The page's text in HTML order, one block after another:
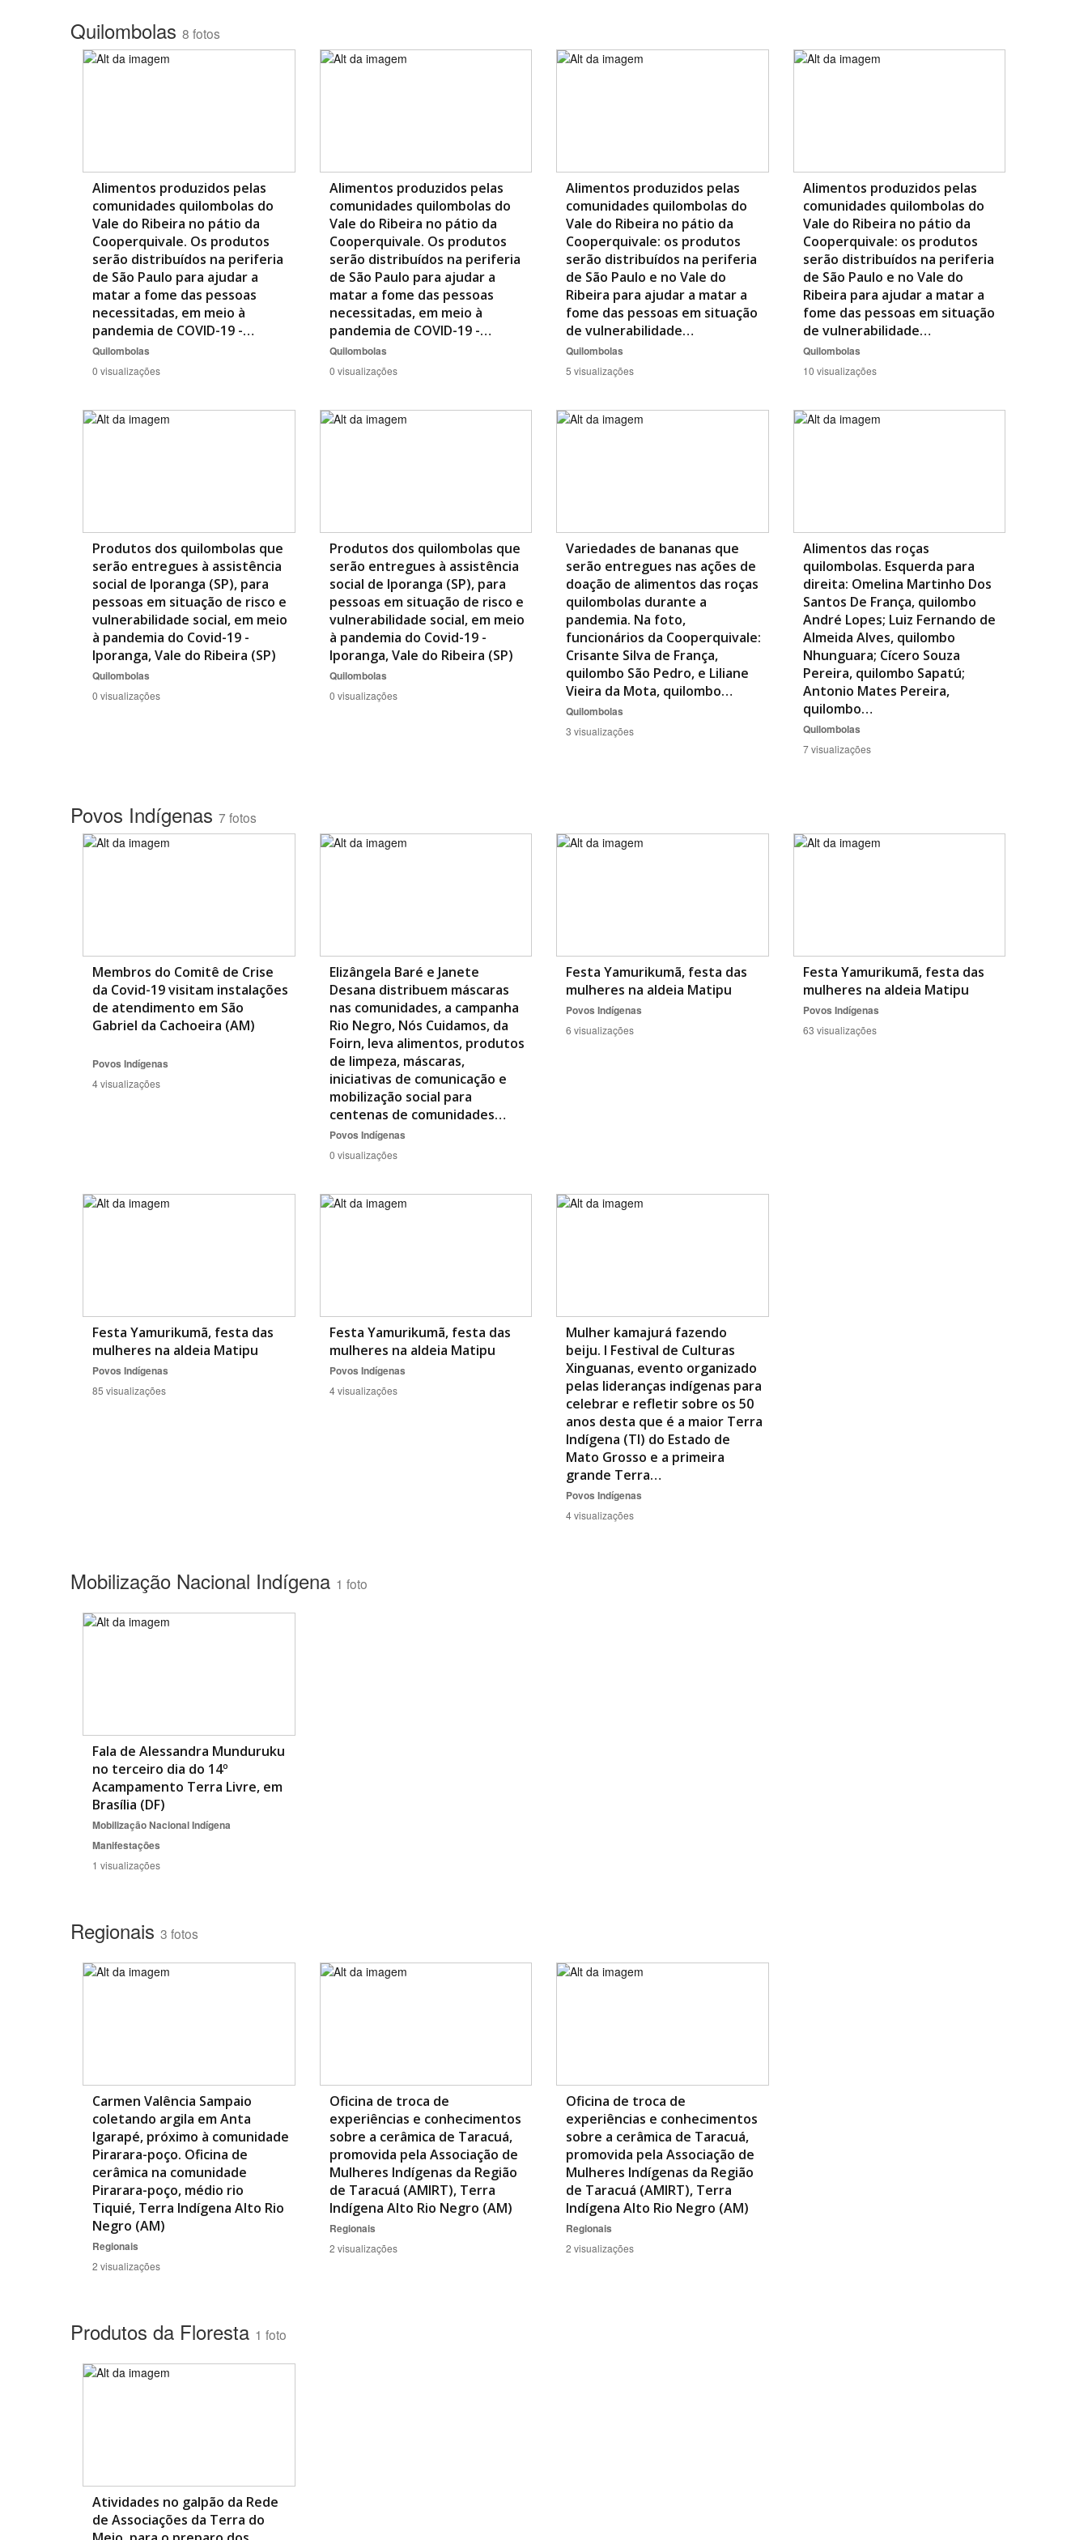
BUSCAR
Quilombolas 8 fotos
Alimentos produzidos pelas
comunidades quilombolas do
Vale do Ribeira no pátio da
Cooperquivale. Os produtos
serão distribuídos na periferia
de São Paulo para ajudar a
matar a fome das pessoas
necessitadas, em meio à
pandemia de COVID-19 -…
Quilombolas
0 visualizações
Alimentos produzidos pelas
comunidades quilombolas do
Vale do Ribeira no pátio da
Cooperquivale. Os produtos
serão distribuídos na periferia
de São Paulo para ajudar a
matar a fome das pessoas
necessitadas, em meio à
pandemia de COVID-19 -…
Quilombolas
0 visualizações
Alimentos produzidos pelas
comunidades quilombolas do
Vale do Ribeira no pátio da
Cooperquivale: os produtos
serão distribuídos na periferia
de São Paulo e no Vale do
Ribeira para ajudar a matar a
fome das pessoas em situação
de vulnerabilidade…
Quilombolas
5 visualizações
Alimentos produzidos pelas
comunidades quilombolas do
Vale do Ribeira no pátio da
Cooperquivale: os produtos
serão distribuídos na periferia
de São Paulo e no Vale do
Ribeira para ajudar a matar a
fome das pessoas em situação
de vulnerabilidade…
Quilombolas
10 visualizações
Produtos dos quilombolas que
serão entregues à assistência
social de Iporanga (SP), para
pessoas em situação de risco e
vulnerabilidade social, em meio
à pandemia do Covid-19 -
Iporanga, Vale do Ribeira (SP)
Quilombolas
0 visualizações
Produtos dos quilombolas que
serão entregues à assistência
social de Iporanga (SP), para
pessoas em situação de risco e
vulnerabilidade social, em meio
à pandemia do Covid-19 -
Iporanga, Vale do Ribeira (SP)
Quilombolas
0 visualizações
Variedades de bananas que
serão entregues nas ações de
doação de alimentos das roças
quilombolas durante a
pandemia. Na foto,
funcionários da Cooperquivale:
Crisante Silva de França,
quilombo São Pedro, e Liliane
Vieira da Mota, quilombo…
Quilombolas
3 visualizações
Alimentos das roças
quilombolas. Esquerda para
direita: Omelina Martinho Dos
Santos De França, quilombo
André Lopes; Luiz Fernando de
Almeida Alves, quilombo
Nhunguara; Cícero Souza
Pereira, quilombo Sapatú;
Antonio Mates Pereira,
quilombo…
Quilombolas
7 visualizações
Povos Indígenas 7 fotos
Membros do Comitê de Crise
da Covid-19 visitam instalações
de atendimento em São
Gabriel da Cachoeira (AM)
Povos Indígenas
4 visualizações
Elizângela Baré e Janete
Desana distribuem máscaras
nas comunidades, a campanha
Rio Negro, Nós Cuidamos, da
Foirn, leva alimentos, produtos
de limpeza, máscaras,
iniciativas de comunicação e
mobilização social para
centenas de comunidades…
Povos Indígenas
0 visualizações
Festa Yamurikumã, festa das
mulheres na aldeia Matipu
Povos Indígenas
6 visualizações
Festa Yamurikumã, festa das
mulheres na aldeia Matipu
Povos Indígenas
63 visualizações
Festa Yamurikumã, festa das
mulheres na aldeia Matipu
Povos Indígenas
85 visualizações
Festa Yamurikumã, festa das
mulheres na aldeia Matipu
Povos Indígenas
4 visualizações
Mulher kamajurá fazendo
beiju. I Festival de Culturas
Xinguanas, evento organizado
pelas lideranças indígenas para
celebrar e refletir sobre os 50
anos desta que é a maior Terra
Indígena (TI) do Estado de
Mato Grosso e a primeira
grande Terra…
Povos Indígenas
4 visualizações
Mobilização Nacional Indígena 1 foto
Fala de Alessandra Munduruku
no terceiro dia do 14º
Acampamento Terra Livre, em
Brasília (DF)
Mobilização Nacional Indígena
Manifestações
1 visualizações
Regionais 3 fotos
Carmen Valência Sampaio
coletando argila em Anta
Igarapé, próximo à comunidade
Pirarara-poço. Oficina de
cerâmica na comunidade
Pirarara-poço, médio rio
Tiquié, Terra Indígena Alto Rio
Negro (AM)
Regionais
2 visualizações
Oficina de troca de
experiências e conhecimentos
sobre a cerâmica de Taracuá,
promovida pela Associação de
Mulheres Indígenas da Região
de Taracuá (AMIRT), Terra
Indígena Alto Rio Negro (AM)
Regionais
2 visualizações
Oficina de troca de
experiências e conhecimentos
sobre a cerâmica de Taracuá,
promovida pela Associação de
Mulheres Indígenas da Região
de Taracuá (AMIRT), Terra
Indígena Alto Rio Negro (AM)
Regionais
2 visualizações
Produtos da Floresta 1 foto
Atividades no galpão da Rede
de Associações da Terra do